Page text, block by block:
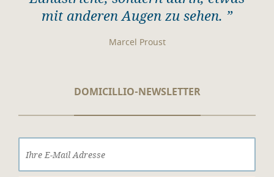
mit anderen Augen zu sehen. ”
Marcel Proust
DOMICILLIO-NEWSLETTER